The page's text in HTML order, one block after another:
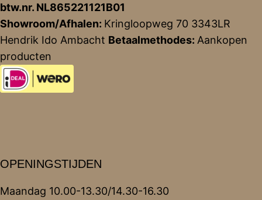
btw.nr. NL865221121B01
Showroom/Afhalen: Kringloopweg 70 3343LR
Hendrik Ido Ambacht Betaalmethodes: Aankopen
producten
OPENINGSTIJDEN
Maandag 10.00-13.30/14.30-16.30